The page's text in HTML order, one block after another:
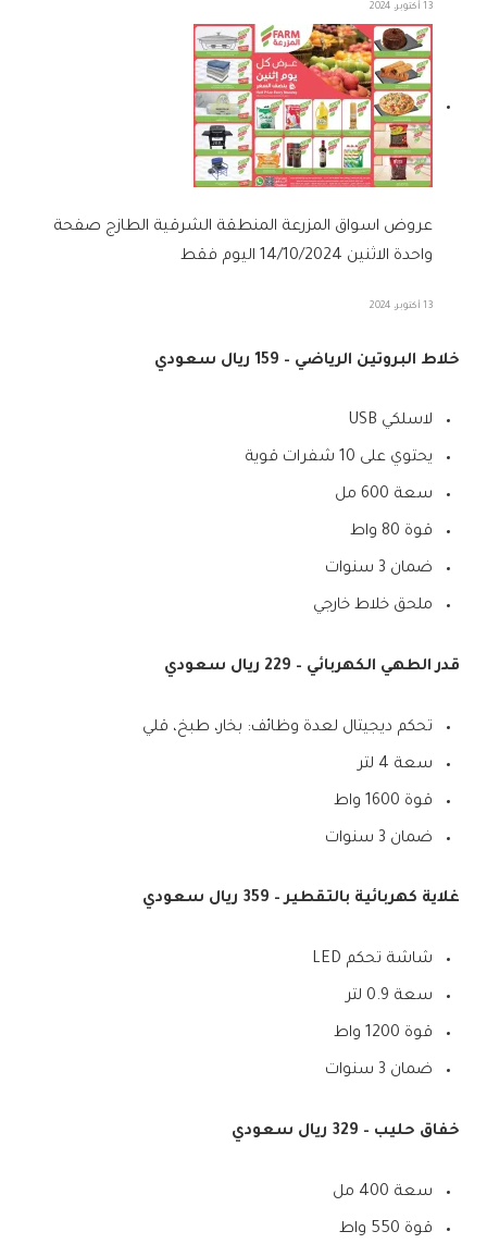
13 أكتوبر، 2024
عروض اسواق المزرعة المنطقة الشرقية الطازج صفحة
واحدة الاثنين 14/10/2024 اليوم فقط
13 أكتوبر، 2024
خلاط البروتين الرياضي – 159 ريال سعودي
لاسلكي USB
يحتوي على 10 شفرات قوية
سعة 600 مل
قوة 80 واط
ضمان 3 سنوات
ملحق خلاط خارجي
قدر الطهي الكهربائي – 229 ريال سعودي
تحكم ديجيتال لعدة وظائف: بخار، طبخ، قلي
سعة 4 لتر
قوة 1600 واط
ضمان 3 سنوات
غلاية كهربائية بالتقطير – 359 ريال سعودي
شاشة تحكم LED
سعة 0.9 لتر
قوة 1200 واط
ضمان 3 سنوات
خفاق حليب – 329 ريال سعودي
سعة 400 مل
قوة 550 واط